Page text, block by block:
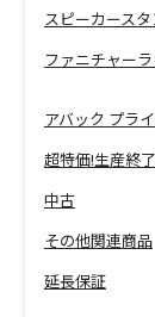
スピーカース
ファニチャー
アバック プラ
超特価!生産終
中古
その他関連商品
延長保証